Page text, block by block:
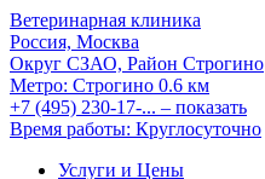
Ветеринарная клиника
Россия, Москва
Округ СЗАО, Район Строгино
Метро: Строгино 0.6 км
+7 (495) 230-17-... – показать
Время работы: Круглосуточно
Услуги и Цены